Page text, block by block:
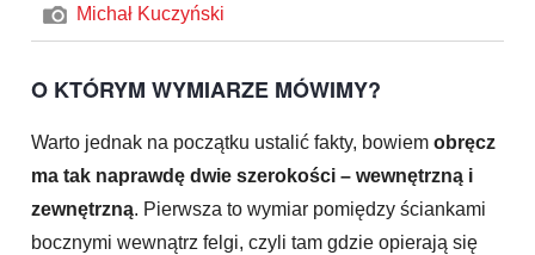
Michał Kuczyński
O KTÓRYM WYMIARZE MÓWIMY?
Warto jednak na początku ustalić fakty, bowiemobręcz
ma tak naprawdę dwie szerokości – wewnętrzną i
zewnętrzną. Pierwsza to wymiar pomiędzy ściankami
bocznymi wewnątrz felgi, czyli tam gdzie opierają się